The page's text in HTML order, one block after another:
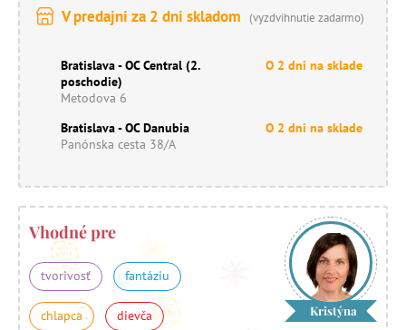
V predajni za 2 dni skladom (vyzdvihnutie zadarmo)
Bratislava - OC Central (2.
poschodie)
Metodova 6
O 2 dni na sklade
Bratislava - OC Danubia
Panónska cesta 38/A
O 2 dni na sklade
Vhodné pre
tvorivosť fantáziu
chlapca dievča Kristýna